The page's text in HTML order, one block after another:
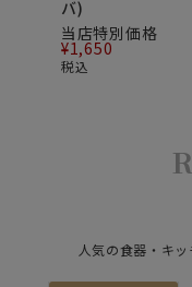
バ)
当店特別価格
¥1,650
税込
人気の食器・キ